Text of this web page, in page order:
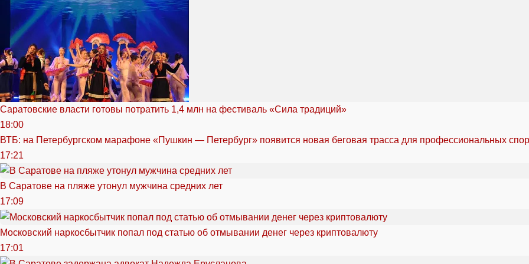
Саратовские власти готовы потратить 1,4 млн на фестиваль «Сила традиций»
18:00
ВТБ: на Петербургском марафоне «Пушкин — Петербург» появится новая беговая трасса для профессиональных
17:21
В Саратове на пляже утонул мужчина средних лет
17:09
Московский наркосбытчик попал под статью об отмывании денег через криптовалюту
17:01